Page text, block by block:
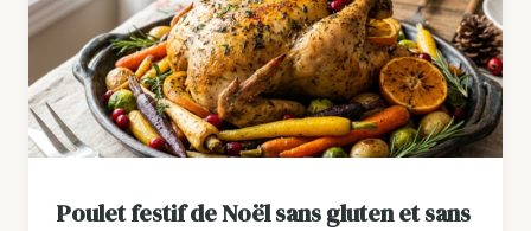
Poulet festif de Noël sans gluten et sans